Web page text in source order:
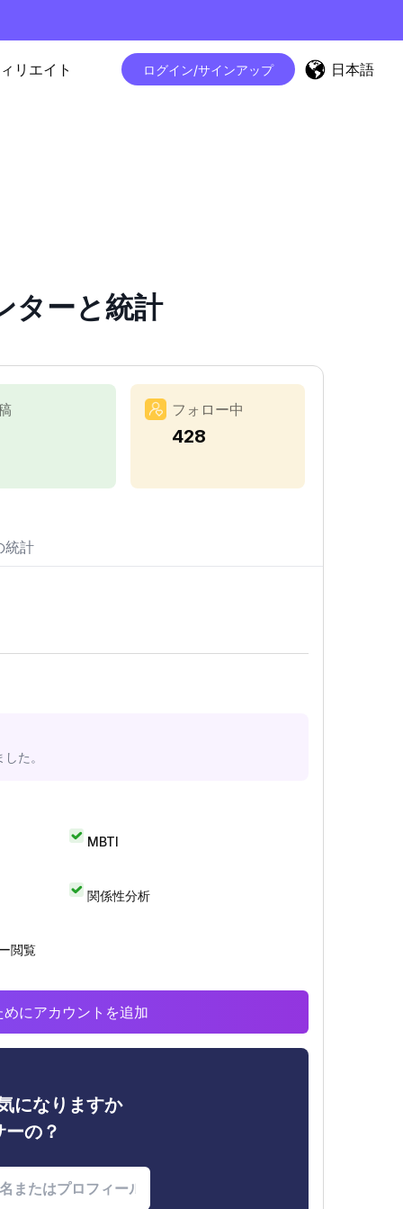
リエイト ログイン/サインアップ 日本語
ターと統計
フォロー中
428
統計
た。
MBTI
関係性分析
閲覧
にアカウントを追加
になりますか
の？